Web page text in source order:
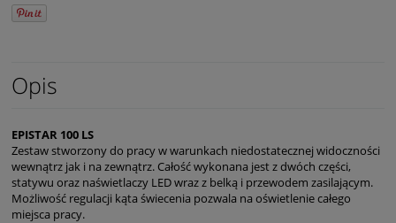
Opis
EPISTAR 100 LS
Zestaw stworzony do pracy w warunkach niedostatecznej widoczności
wewnątrz jak i na zewnątrz. Całość wykonana jest z dwóch części,
statywu oraz naświetlaczy LED wraz z belką i przewodem zasilającym.
Możliwość regulacji kąta świecenia pozwala na oświetlenie całego
miejsca pracy.